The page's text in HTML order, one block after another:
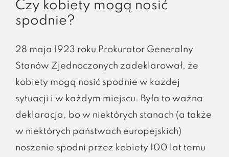
Czy kobiety mogą nosić
spodnie?
28 maja 1923 roku Prokurator Generalny
Stanów Zjednoczonych zadeklarował, że
kobiety mogą nosić spodnie w każdej
sytuacji i w każdym miejscu. Była to ważna
deklaracja, bo w niektórych stanach (a także
w niektórych państwach europejskich)
noszenie spodni przez kobiety 100 lat temu